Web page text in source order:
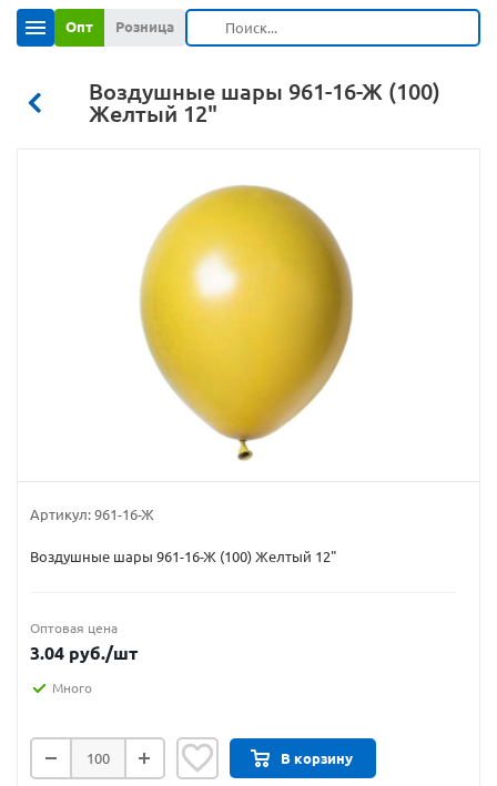
Опт Розница
Воздушные шары 961-16-Ж (100)
Желтый 12"
Артикул: 961-16-Ж
Воздушные шары 961-16-Ж (100) Желтый 12"
Оптовая цена
3.04 руб./шт
Много
В корзину